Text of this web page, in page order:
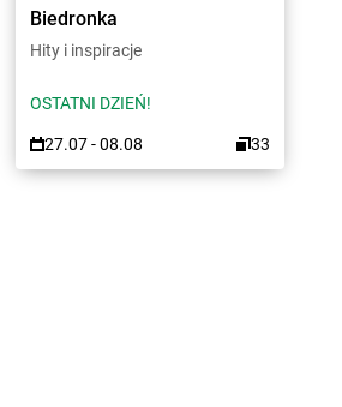
Biedronka
Hity i inspiracje
OSTATNI DZIEŃ!
27.07 - 08.08 33